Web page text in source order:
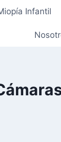
Infantil